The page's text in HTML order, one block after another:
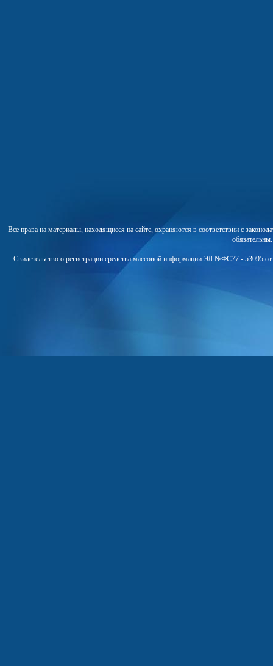
Все права на материалы, находящиеся на сайте, охраняются в соответствии с
Свидетельство о регистрации средства массовой информации ЭЛ №ФС77 - 53095